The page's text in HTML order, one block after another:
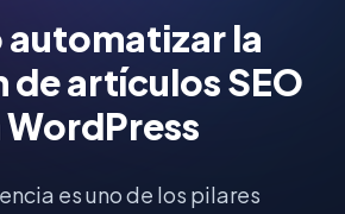
automatizar la
de artículos SEO
WordPress
es uno de los pilares